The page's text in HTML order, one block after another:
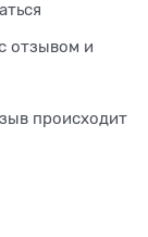
отзывом и
происходит